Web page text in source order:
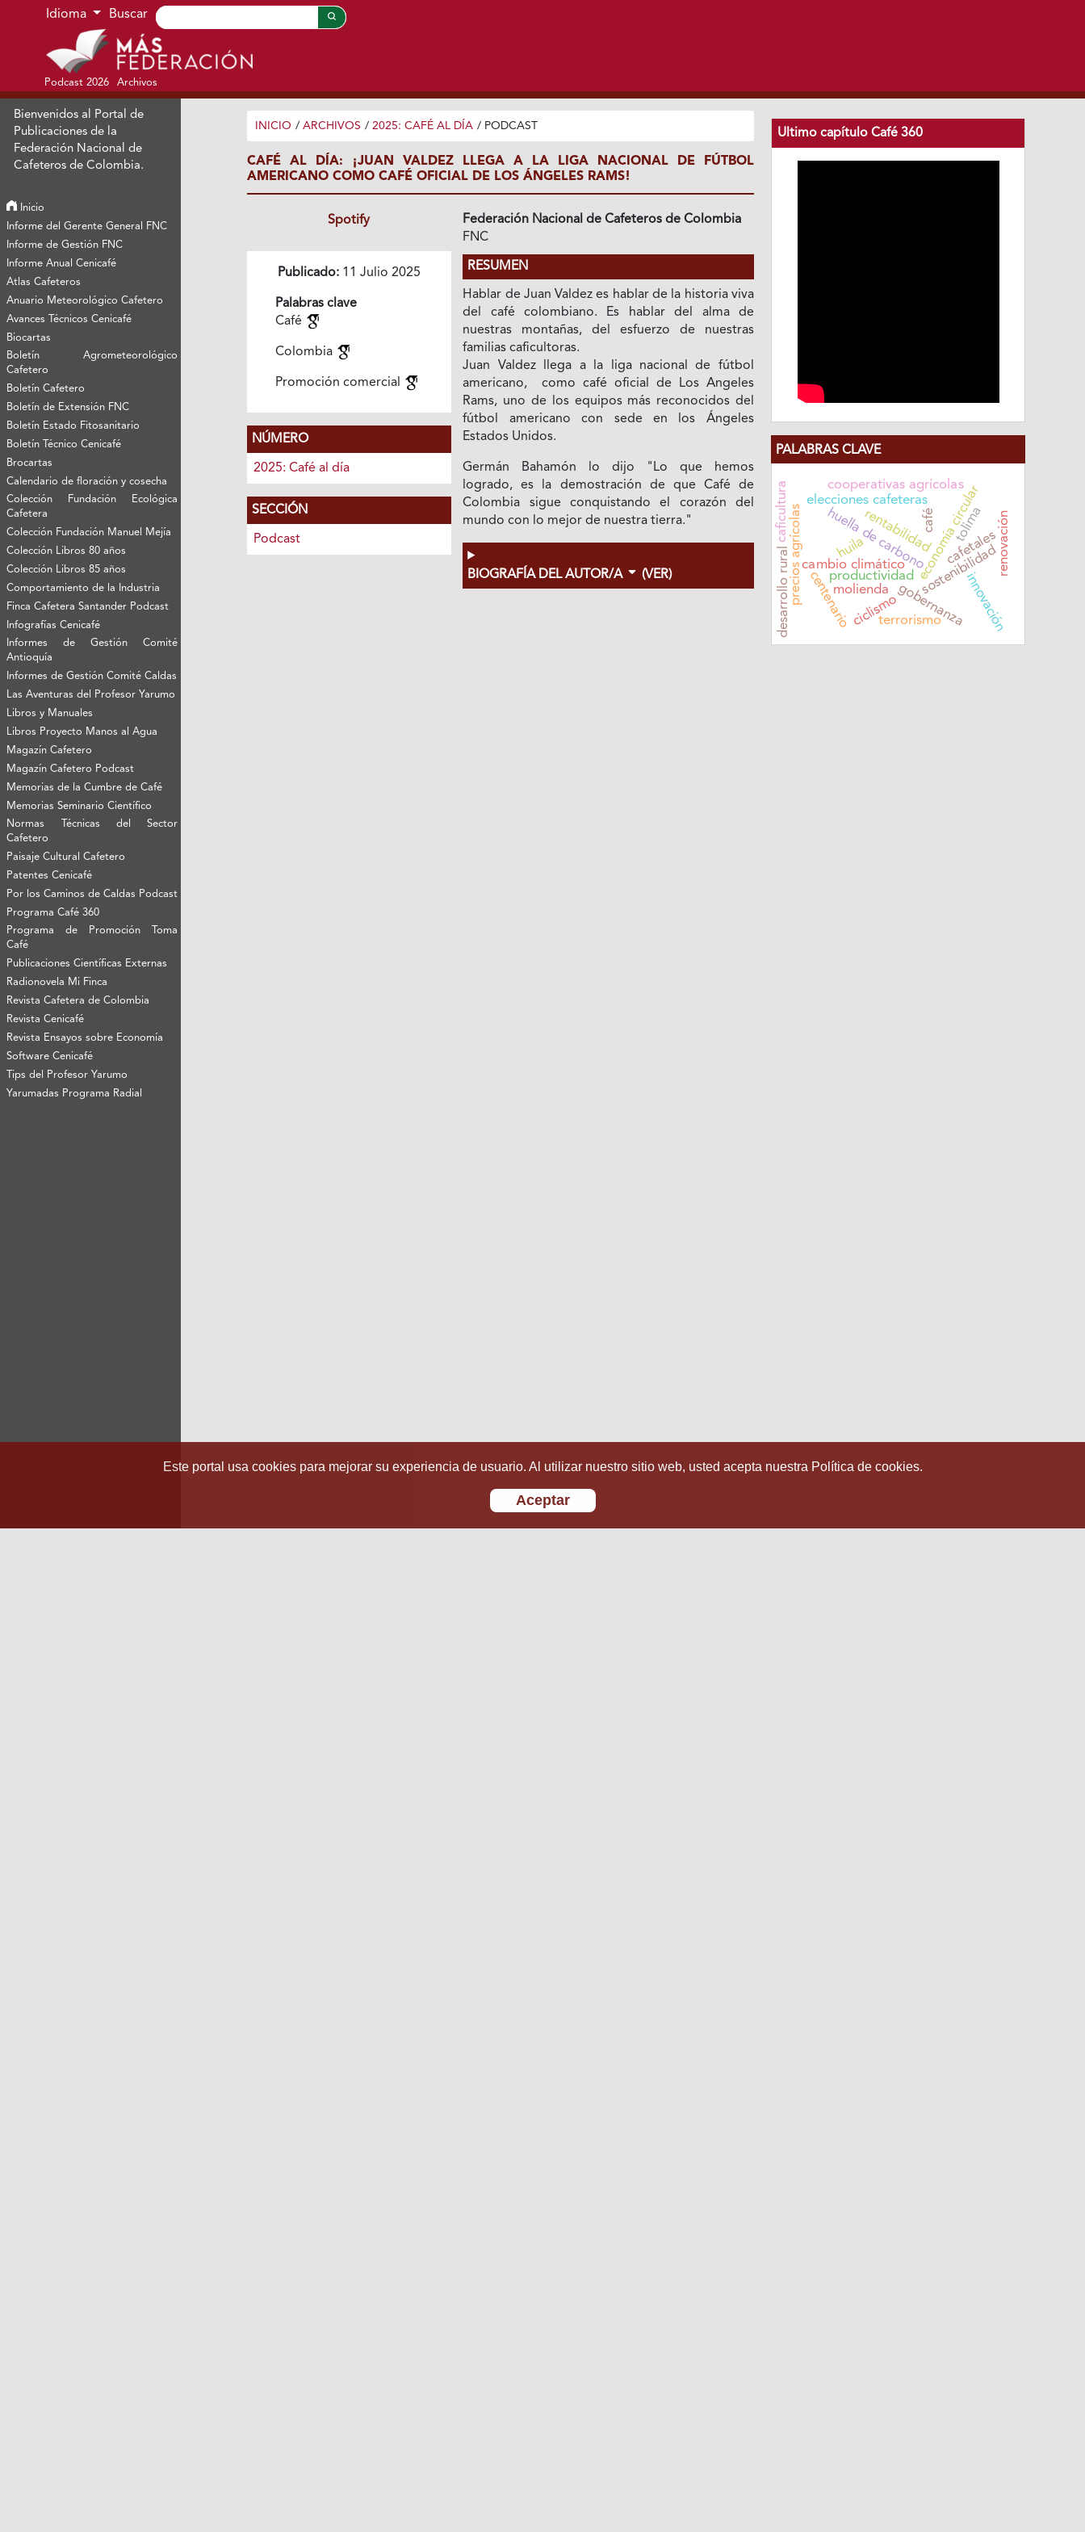
Ir al menú de navegación principal
Ir al contenido principal
Ir al pie de página del sitio
Idioma Buscar
Podcast 2026 Archivos
Bienvenidos al Portal de
Publicaciones de la
Federación Nacional de
Cafeteros de Colombia.
Inicio
Informe del Gerente General FNC
Informe de Gestión FNC
Informe Anual Cenicafé
Atlas Cafeteros
Anuario Meteorológico Cafetero
Avances Técnicos Cenicafé
Biocartas
Boletín Agrometeorológico
Cafetero
Boletín Cafetero
Boletín de Extensión FNC
Boletín Estado Fitosanitario
Boletín Técnico Cenicafé
Brocartas
Calendario de floración y cosecha
Colección Fundación Ecológica
Cafetera
Colección Fundación Manuel Mejía
Colección Libros 80 años
Colección Libros 85 años
Comportamiento de la Industria
Finca Cafetera Santander Podcast
Infografías Cenicafé
Informes de Gestión Comité
Antioquía
Informes de Gestión Comité Caldas
Las Aventuras del Profesor Yarumo
Libros y Manuales
Libros Proyecto Manos al Agua
Magazín Cafetero
Magazín Cafetero Podcast
Memorias de la Cumbre de Café
Memorias Seminario Científico
Normas Técnicas del Sector
Cafetero
Paisaje Cultural Cafetero
Patentes Cenicafé
Por los Caminos de Caldas Podcast
Programa Café 360
Programa de Promoción Toma
Café
Publicaciones Científicas Externas
Radionovela Mi Finca
Revista Cafetera de Colombia
Revista Cenicafé
Revista Ensayos sobre Economía
Software Cenicafé
Tips del Profesor Yarumo
Yarumadas Programa Radial
INICIO / ARCHIVOS / 2025: CAFÉ AL DÍA / PODCAST
CAFÉ AL DÍA: ¡JUAN VALDEZ LLEGA A LA LIGA NACIONAL DE FÚTBOL
AMERICANO COMO CAFÉ OFICIAL DE LOS ÁNGELES RAMS!
Spotify
Publicado:11 Julio 2025
Palabras clave
Café
Colombia
Promoción comercial
NÚMERO
2025: Café al día
SECCIÓN
Podcast
Federación Nacional de Cafeteros de Colombia
FNC
RESUMEN
Hablar de Juan Valdez es hablar de la historia viva
del café colombiano. Es hablar del alma de
nuestras montañas, del esfuerzo de nuestras
familias caficultoras.
Juan Valdez llega a la liga nacional de fútbol
americano, como café oficial de Los Angeles
Rams, uno de los equipos más reconocidos del
fútbol americano con sede en los Ángeles
Estados Unidos.
Germán Bahamón lo dijo "Lo que hemos
logrado, es la demostración de que Café de
Colombia sigue conquistando el corazón del
mundo con lo mejor de nuestra tierra."
BIOGRAFÍA DEL AUTOR/A (VER)
Ultimo capítulo Café 360
PALABRAS CLAVE
café
huella de carbonosostenibilidad
gobernanza
molienda
cambio climático
precios agrícolas
elecciones cafeteras
centenario
economía circular
innovación
rentabilidad
huila
productividad
cafetalesrenovación
caficultura
ciclismo
cooperativas agrícolas
terrorismo
desarrollo rural
tolima
Este portal usa cookies para mejorar su experiencia de usuario. Al utilizar nuestro sitio web, usted acepta nuestra Política de cookies.
Aceptar